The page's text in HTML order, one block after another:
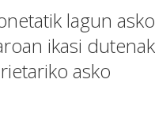
lagun asko
ikasi
asko